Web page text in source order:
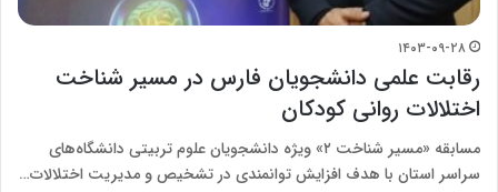
۱۴۰۳-۰۹-۲۸
رقابت علمی دانشجویان فارس در مسیر شناخت
اختلالات روانی کودکان
مسابقه «مسیر شناخت ۲» ویژه دانشجویان علوم تربیتی دانشگاه‌های
سراسر استان با هدف افزایش توانمندی در تشخیص و مدیریت اختلالات…